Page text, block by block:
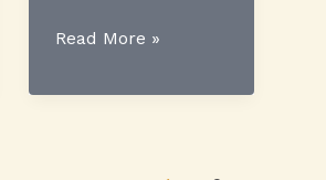
＜
休
Read More »